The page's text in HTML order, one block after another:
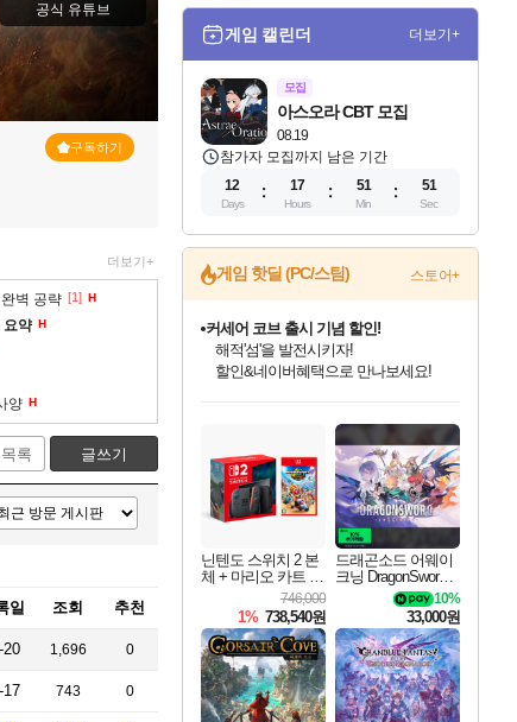
공식 유튜브
구독하기
더보기+
벽 공략 [1] H
요약 H
양 H
목록 글쓰기
일 조회 추천
20 1,696 0
17 743 0
게임 캘린더 더보기+
모집
08.19
아스오라 CBT 모집
참가자 모집까지 남은 기간
12
Days
17
Hours
51
Min
50
Sec
게임 핫딜 (PC/스팀) 스토어+
최대 90% 할인가를 만나보세요!
네이버혜택과 함께 만나보세요!
50%할인&추가 적립까지!
이니&베니 혜택까지!
네이버 혜택가와 함께 예약하세요!
커세어 코브 출시 기념 할인!
해적'섬'을 발전시키자!
할인&네이버혜택으로 만나보세요!
네이버페이 혜택과 만나보세요!
40주년 프로모션으로 만나보세요!
네이버 포인트 혜택까지!
할인가에 만나보세요!
일부 에디션 상시 할인!
혜택으로 예약 판매 중
편안하게 충전하세요
닌텐도 스위치 2 본
체 + 마리오 카트 월
746,000
1% 738,540원
드래곤소드 어웨이
크닝 DragonSword A
10%
33,000원